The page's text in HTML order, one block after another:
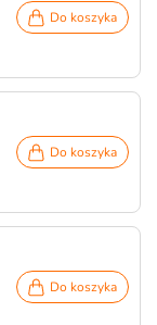
Do koszyka
Do koszyka
Do koszyka